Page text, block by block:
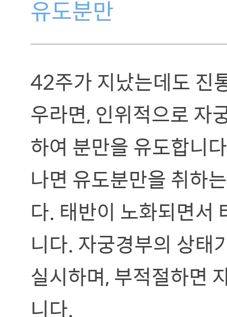
유도분만
42주가 지났는데도 진
우라면, 인위적으로 자
하여 분만을 유도합니
나면 유도분만을 취하
다. 태반이 노화되면서
니다. 자궁경부의 상태
실시하며, 부적절하면
니다.